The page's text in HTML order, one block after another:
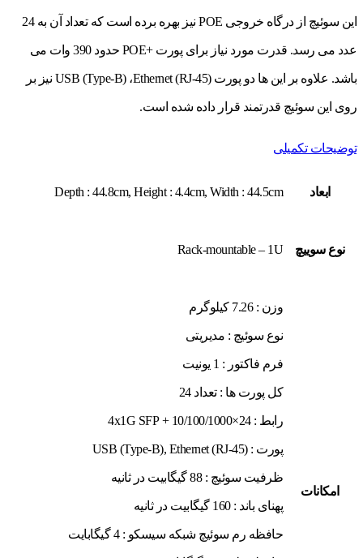
این سوئیچ از درگاه خروجی POE نیز بهره برده است که تعداد آن به 24
عدد می رسد. قدرت مورد نیاز برای پورت +POE حدود 390 وات می
باشد. علاوه بر این ها دو پورت USB (Type-B) ،Ethernet (RJ-45) نیز بر
روی این سوئیچ قدرتمند قرار داده شده است.
توضیحات تکمیلی
ابعاد Depth : 44.8cm, Height : 4.4cm, Width : 44.5cm
نوع سوييچ Rack-mountable – 1U
امکانات
وزن : 7.26 کیلوگرم
نوع سوئیچ : مدیریتی
فرم فاکتور : 1 یونیت
کل پورت ها : تعداد 24
رابط : 24×10/100/1000 + 4x1G SFP
پورت : USB (Type-B), Ethernet (RJ-45)
ظرفیت سوئیچ : 88 گیگابیت در ثانیه
پهنای باند : 160 گیگابیت در ثانیه
حافظه رم سوئیچ شبکه سیسکو : 4 گیگابایت